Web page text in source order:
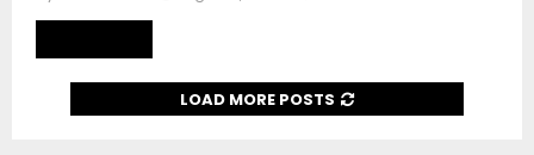
LOAD MORE POSTS